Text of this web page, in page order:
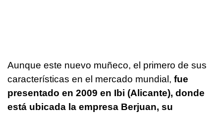
Aunque este nuevo muñeco, el primero de sus
características en el mercado mundial, fue
presentado en 2009 en Ibi (Alicante), donde
está ubicada la empresa Berjuan, su